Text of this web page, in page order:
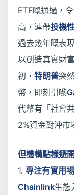
ETF嘅通過，
高，連帶投機
過去幾年嘅表
以創造真實財
初， 特朗普突
幣，即刻引嚟
代幣有「社會
2%資金對沖市
但機構點樣避
1. 專注有實用
Chainlink生態